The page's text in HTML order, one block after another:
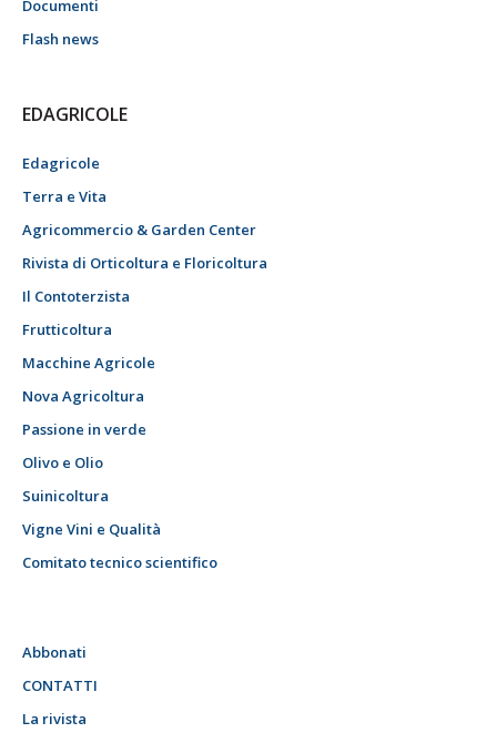
Documenti
Flash news
EDAGRICOLE
Edagricole
Terra e Vita
Agricommercio & Garden Center
Rivista di Orticoltura e Floricoltura
Il Contoterzista
Frutticoltura
Macchine Agricole
Nova Agricoltura
Passione in verde
Olivo e Olio
Suinicoltura
Vigne Vini e Qualità
Comitato tecnico scientifico
Abbonati
CONTATTI
La rivista